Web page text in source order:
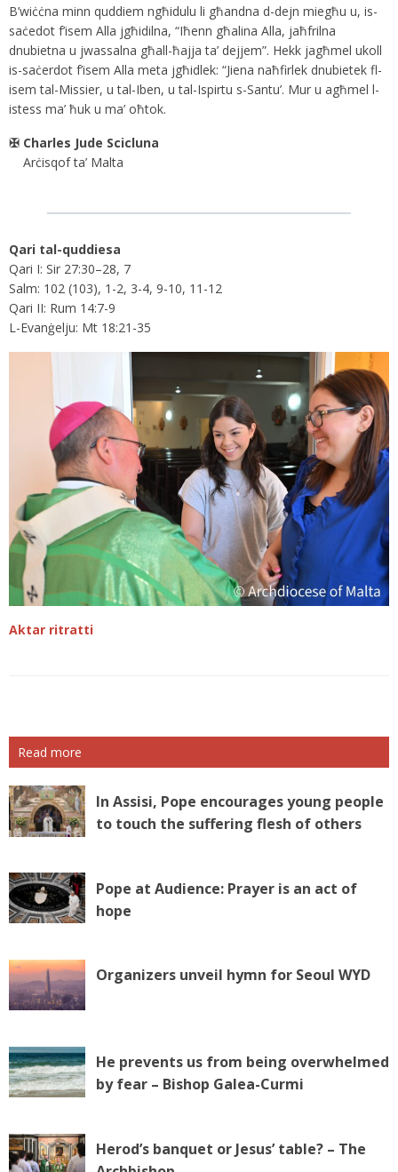
B’wiċċna minn quddiem ngħidulu li għandna d-dejn miegħu u, is-
saċedot f’isem Alla jgħidilna, “Iħenn għalina Alla, jaħfrilna
dnubietna u jwassalna għall-ħajja ta’ dejjem”. Hekk jagħmel ukoll
is-saċerdot f’isem Alla meta jgħidlek: “Jiena naħfirlek dnubietek fl-
isem tal-Missier, u tal-Iben, u tal-Ispirtu s-Santu’. Mur u agħmel l-
istess ma’ ħuk u ma’ oħtok.
✠ Charles Jude Scicluna
Arċisqof ta’ Malta
Qari tal-quddiesa
Qari I: Sir 27:30–28, 7
Salm: 102 (103), 1-2, 3-4, 9-10, 11-12
Qari II: Rum 14:7-9
L-Evanġelju: Mt 18:21-35
Aktar ritratti
Read more
In Assisi, Pope encourages young people
to touch the suffering flesh of others
Pope at Audience: Prayer is an act of
hope
Organizers unveil hymn for Seoul WYD
He prevents us from being overwhelmed
by fear – Bishop Galea-Curmi
Herod’s banquet or Jesus’ table? – The